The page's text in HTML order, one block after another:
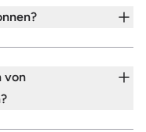
von